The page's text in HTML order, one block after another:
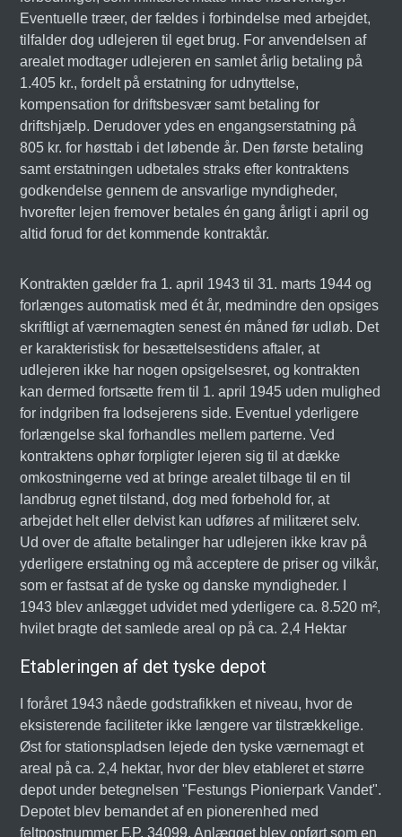
Eventuelle træer, der fældes i forbindelse med arbejdet,
tilfalder dog udlejeren til eget brug. For anvendelsen af
arealet modtager udlejeren en samlet årlig betaling på
1.405 kr., fordelt på erstatning for udnyttelse,
kompensation for driftsbesvær samt betaling for
driftshjælp. Derudover ydes en engangserstatning på
805 kr. for høsttab i det løbende år. Den første betaling
samt erstatningen udbetales straks efter kontraktens
godkendelse gennem de ansvarlige myndigheder,
hvorefter lejen fremover betales én gang årligt i april og
altid forud for det kommende kontraktår.
Kontrakten gælder fra 1. april 1943 til 31. marts 1944 og
forlænges automatisk med ét år, medmindre den opsiges
skriftligt af værnemagten senest én måned før udløb. Det
er karakteristisk for besættelsestidens aftaler, at
udlejeren ikke har nogen opsigelsesret, og kontrakten
kan dermed fortsætte frem til 1. april 1945 uden mulighed
for indgriben fra lodsejerens side. Eventuel yderligere
forlængelse skal forhandles mellem parterne. Ved
kontraktens ophør forpligter lejeren sig til at dække
omkostningerne ved at bringe arealet tilbage til en til
landbrug egnet tilstand, dog med forbehold for, at
arbejdet helt eller delvist kan udføres af militæret selv.
Ud over de aftalte betalinger har udlejeren ikke krav på
yderligere erstatning og må acceptere de priser og vilkår,
som er fastsat af de tyske og danske myndigheder. I
1943 blev anlægget udvidet med yderligere ca. 8.520 m²,
hvilet bragte det samlede areal op på ca. 2,4 Hektar
Etableringen af det tyske depot
I foråret 1943 nåede godstrafikken et niveau, hvor de
eksisterende faciliteter ikke længere var tilstrækkelige.
Øst for stationspladsen lejede den tyske værnemagt et
areal på ca. 2,4 hektar, hvor der blev etableret et større
depot under betegnelsen "Festungs Pionierpark Vandet".
Depotet blev bemandet af en pionerenhed med
feltpostnummer F.P. 34099. Anlægget blev opført som en